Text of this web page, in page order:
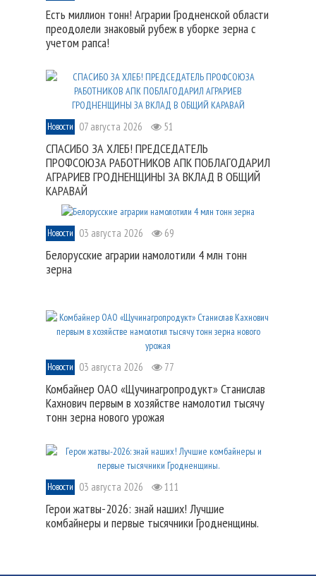
Есть миллион тонн! Аграрии Гродненской области
преодолели знаковый рубеж в уборке зерна с
учетом рапса!
Новости 07 августа 2026 51
СПАСИБО ЗА ХЛЕБ! ПРЕДСЕДАТЕЛЬ
ПРОФСОЮЗА РАБОТНИКОВ АПК ПОБЛАГОДАРИЛ
АГРАРИЕВ ГРОДНЕНЩИНЫ ЗА ВКЛАД В ОБЩИЙ
КАРАВАЙ
Новости 03 августа 2026 69
Белорусские аграрии намолотили 4 млн тонн
зерна
Новости 03 августа 2026 77
Комбайнер ОАО «Щучинагропродукт» Станислав
Кахнович первым в хозяйстве намолотил тысячу
тонн зерна нового урожая
Новости 03 августа 2026 111
Герои жатвы-2026: знай наших! Лучшие
комбайнеры и первые тысячники Гродненщины.